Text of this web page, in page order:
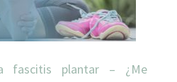
fascitis plantar – ¿Me